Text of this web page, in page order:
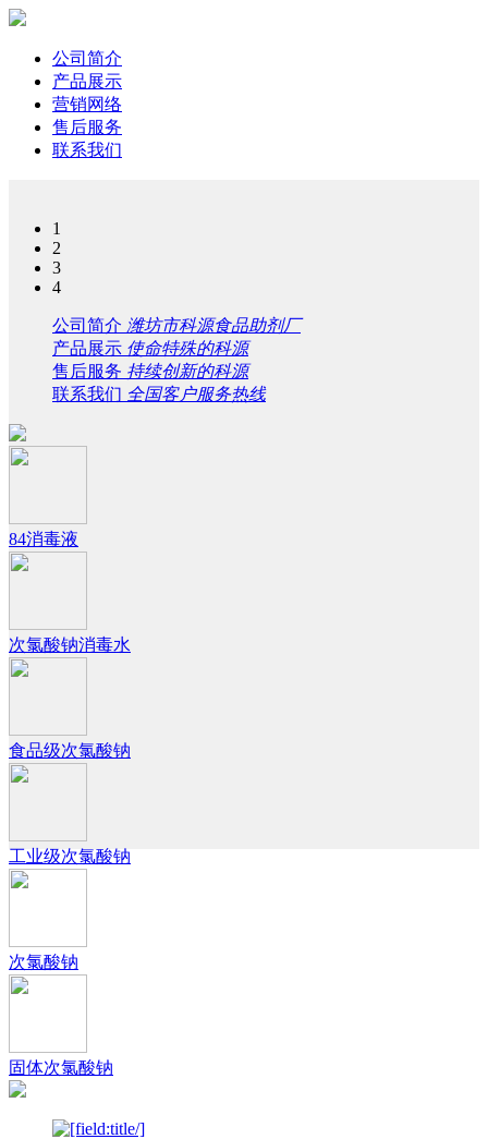
公司简介
产品展示
营销网络
售后服务
联系我们
1
2
3
4
公司简介 潍坊市科源食品助剂厂
产品展示 使命特殊的科源
售后服务 持续创新的科源
联系我们 全国客户服务热线
84消毒液
次氯酸钠消毒水
食品级次氯酸钠
工业级次氯酸钠
次氯酸钠
固体次氯酸钠